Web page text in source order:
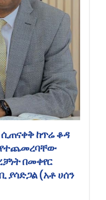
ከጥሬ ቆዳ
የተጨመረባቸው
በመቀየር
ያሳድጋል (አቶ ሀሰን